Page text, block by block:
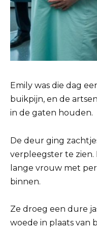
Emily was die dag
buikpijn, en de
in de gaten houden.
De deur ging
verpleegster te zien.
lange vrouw met
binnen.
Ze droeg een dure
woede in plaats van